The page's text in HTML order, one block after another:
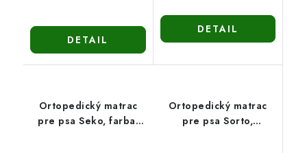
DETAIL
DETAIL
Ortopedický matrac
pre psa Seko, farba:
Ortopedický matrac
pre psa Sorto,